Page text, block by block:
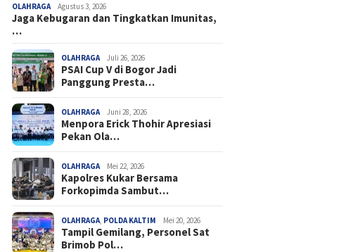
OLAHRAGA Agustus 3, 2026
Jaga Kebugaran dan Tingkatkan Imunitas,
…
OLAHRAGA Juli 26, 2026
PSAI Cup V di Bogor Jadi
Panggung Presta…
OLAHRAGA Juni 28, 2026
Menpora Erick Thohir Apresiasi
Pekan Ola…
OLAHRAGA Mei 22, 2026
Kapolres Kukar Bersama
Forkopimda Sambut…
OLAHRAGA, POLDA KALTIM Mei 20, 2026
Tampil Gemilang, Personel Sat
Brimob Pol…